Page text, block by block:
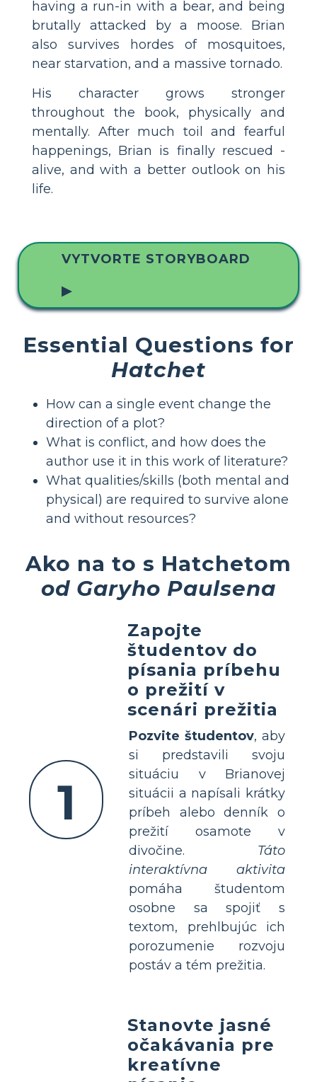
having a run-in with a bear, and being
brutally attacked by a moose. Brian
also survives hordes of mosquitoes,
near starvation, and a massive tornado.
His character grows stronger
throughout the book, physically and
mentally. After much toil and fearful
happenings, Brian is finally rescued -
alive, and with a better outlook on his
life.
VYTVORTE STORYBOARD
▶
Essential Questions for
Hatchet
How can a single event change the
direction of a plot?
What is conflict, and how does the
author use it in this work of literature?
What qualities/skills (both mental and
physical) are required to survive alone
and without resources?
Ako na to s Hatchetom
od Garyho Paulsena
1
Zapojte
študentov do
písania príbehu
o prežití v
scenári prežitia
Pozvite študentov, aby
si predstavili svoju
situáciu v Brianovej
situácii a napísali krátky
príbeh alebo denník o
prežití osamote v
divočine. Táto
interaktívna aktivita
pomáha študentom
osobne sa spojiť s
textom, prehlbujúc ich
porozumenie rozvoju
postáv a tém prežitia.
Stanovte jasné
očakávania pre
kreatívne